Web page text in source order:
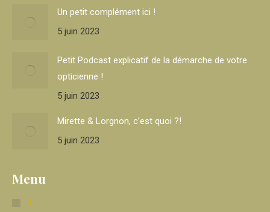
new
window
opens
new
Un petit complément ici !
5 juin 2023
Petit Podcast explicatif de la démarche de votre
opticienne !
5 juin 2023
Mirette & Lorgnon, c’est quoi ?!
5 juin 2023
Menu